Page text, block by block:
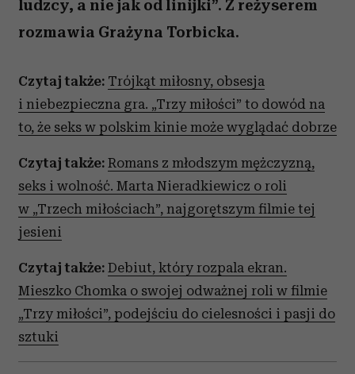
ludzcy, a nie jak od linijki”. Z reżyserem
rozmawia Grażyna Torbicka.
Czytaj także: Trójkąt miłosny, obsesja
i niebezpieczna gra. „Trzy miłości” to dowód na
to, że seks w polskim kinie może wyglądać dobrze
Czytaj także: Romans z młodszym mężczyzną,
seks i wolność. Marta Nieradkiewicz o roli
w „Trzech miłościach”, najgorętszym filmie tej
jesieni
Czytaj także: Debiut, który rozpala ekran.
Mieszko Chomka o swojej odważnej roli w filmie
„Trzy miłości”, podejściu do cielesności i pasji do
sztuki